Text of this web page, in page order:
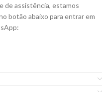
de assistência, estamos
botão abaixo para entrar em